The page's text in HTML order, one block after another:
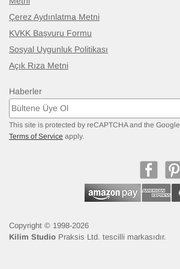
Çerez Aydınlatma Metni
KVKK Başvuru Formu
Sosyal Uygunluk Politikası
Açık Rıza Metni
Haberler
This site is protected by reCAPTCHA and the Google
Terms of Service apply.
Copyright © 1998-2026
Kilim Studio Praksis Ltd. tescilli markasıdır.